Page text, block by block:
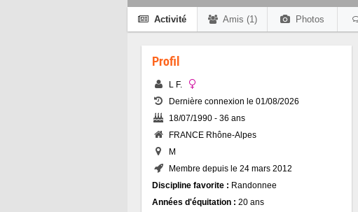
Activité Amis (1) Photos
Profil
L F.
Dernière connexion le 01/08/2026
18/07/1990 - 36 ans
FRANCE Rhône-Alpes
M
Membre depuis le 24 mars 2012
Discipline favorite : Randonnee
Années d'équitation : 20 ans